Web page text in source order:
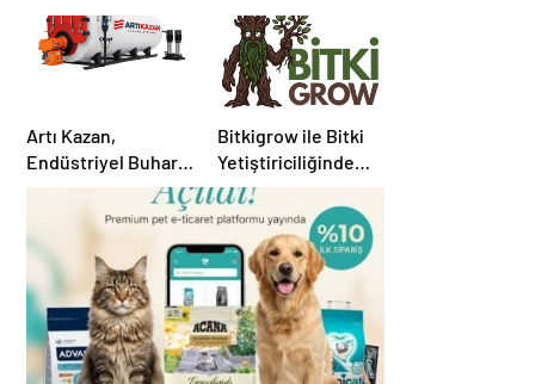
Artı Kazan,
Endüstriyel Buhar
Kazanı
Çözümleriyle
Üretim Tesislerine
Verimli Sistemler
Sunuyor
Bitkigrow ile Bitki
Yetiştiriciliğinde
Doğru Ekipman ve
Ürün Seçimi